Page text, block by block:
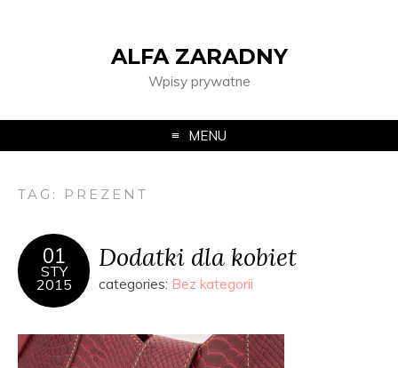
ALFA ZARADNY
Wpisy prywatne
MENU
TAG: PREZENT
01
STY
2015
Dodatki dla kobiet
categories: Bez kategorii